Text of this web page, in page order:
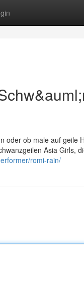
oder ob male auf geile
Asia Girls,
romi-rain/